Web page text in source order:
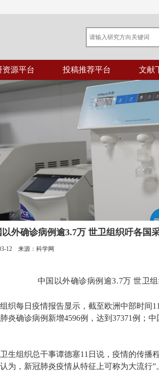
资源平台 投稿推荐平台 文献
以外确诊病例逾3.7万 世卫组织吁各国
12 来源：科学网
中国以外确诊病例逾3.7万 世卫
织每日疫情报告显示，截至欧洲中部时间
炎确诊病例新增4596例，达到37371例；
生组织总干事谭德塞11日说，疫情的传播
为，新冠肺炎疫情从特征上可称为大流行”